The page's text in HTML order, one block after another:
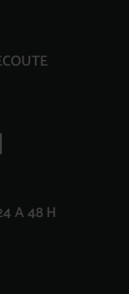
A 48 H